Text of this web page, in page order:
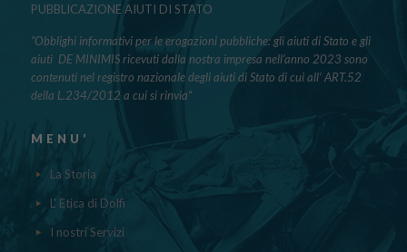
PUBBLICAZIONE AIUTI DI STATO
“Obblighi informativi per le erogazioni pubbliche: gli aiuti di Stato e gli
aiuti DE MINIMIS ricevuti dalla nostra impresa nell’anno 2023 sono
contenuti nel registro nazionale degli aiuti di Stato di cui all’ ART.52
della L.234/2012 a cui si rinvia“
MENU’
La Storia
L' Etica di Dolfi
I nostri Servizi